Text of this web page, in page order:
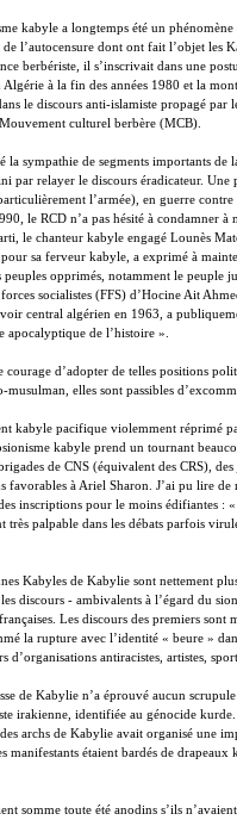
kabyle a longtemps été un
l’autocensure dont ont fait l’objet les
berbériste, il s’inscrivait dans une
à la fin des années 1980 et la
le discours anti-islamiste propagé par
culturel berbère (MCB).
la sympathie de segments importants de
par relayer le discours éradicateur. Une
l’armée), en guerre contre
le RCD n’a pas hésité à condamner à
le chanteur kabyle engagé Lounès
sa ferveur kabyle, a exprimé à
opprimés, notamment le peuple
socialistes (FFS) d’Hocine Ait
central algérien en 1963, a
apocalyptique de l’histoire ».
d’adopter de telles positions
elles sont passibles
kabyle pacifique violemment réprimé
kabyle prend un tournant
de CNS (équivalent des CRS),
favorables à Ariel Sharon. J’ai pu lire de
inscriptions pour le moins édifiantes :
palpable dans les débats parfois
Kabyles de Kabylie sont nettement
discours - ambivalents à l’égard du
Les discours des premiers sont
la rupture avec l’identité « beure »
antiracistes, artistes,
de Kabylie n’a éprouvé aucun
irakienne, identifiée au génocide kurde.
archs de Kabylie avait organisé une
étaient bardés de drapeaux
somme toute été anodins s’ils